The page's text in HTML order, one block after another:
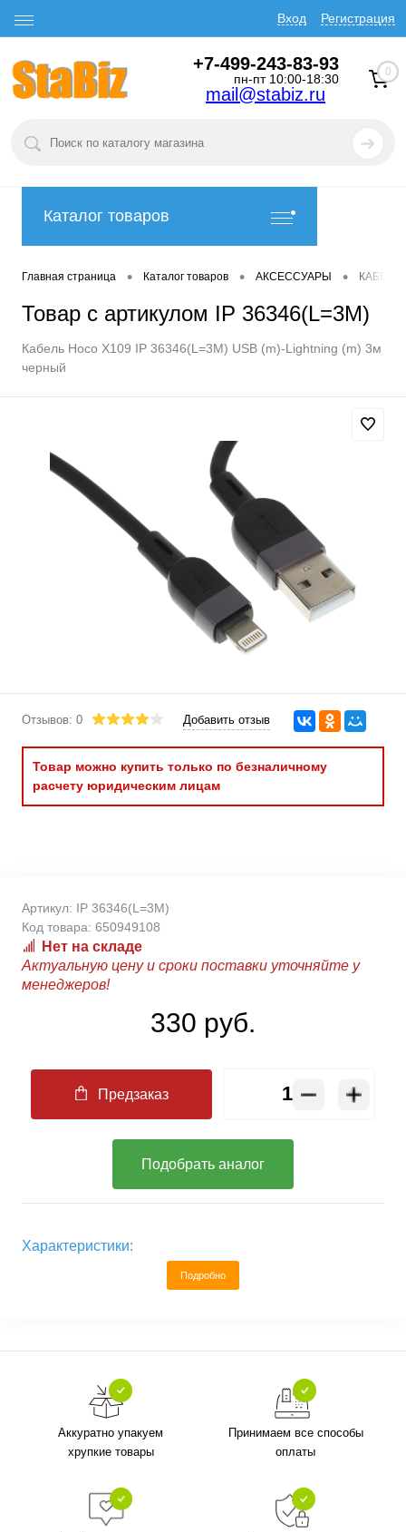
Вход Регистрация
+7-499-243-83-93
пн-пт 10:00-18:30
mail@stabiz.ru
0
Каталог товаров
Главная страница • Каталог товаров • АКСЕССУАРЫ •
Товар с артикулом IP 36346(L=3M)
Кабель Hoco X109 IP 36346(L=3M) USB (m)-Lightning (m) 3м
черный
Отзывов: 0 Добавить отзыв
Товар можно купить только по безналичному
расчету юридическим лицам
Артикул: IP 36346(L=3M)
Код товара: 650949108
Нет на складе
Актуальную цену и сроки поставки уточняйте у
менеджеров!
330 руб.
Предзаказ
Подобрать аналог
Характеристики:
Подробно
Аккуратно упакуем
хрупкие товары
Принимаем все способы
оплаты